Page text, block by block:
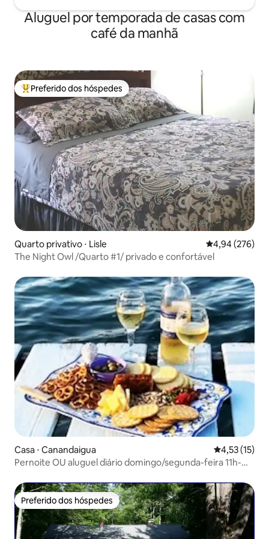
Aluguel por temporada de casas com
café da manhã
Entre os melhores preferidos dos hóspedes
Preferido dos hóspedes
Quarto privativo ⋅ Lisle 4,94 de uma
4,94 (276)
The Night Owl /Quarto #1/ privado e confortável
Casa ⋅ Canandaigua 4,53 de uma
4,53 (15)
Pernoite OU aluguel diário domingo/segunda-feira 11h-
Preferido dos hóspedes
Preferido dos hóspedes